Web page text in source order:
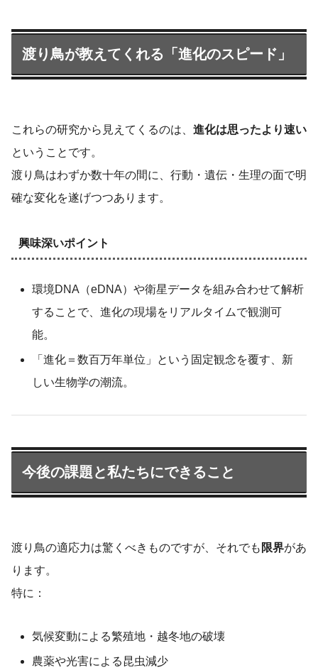
渡り鳥が教えてくれる「進化のスピード」
これらの研究から見えてくるのは、 進化は思ったより速い
ということです。
渡り鳥はわずか数十年の間に、行動・遺伝・生理の面で明
確な変化を遂げつつあります。
興味深いポイント
環境DNA（eDNA）や衛星データを組み合わせて解析
することで、進化の現場をリアルタイムで観測可
能。
「進化＝数百万年単位」という固定観念を覆す、新
しい生物学の潮流。
今後の課題と私たちにできること
渡り鳥の適応力は驚くべきものですが、それでも 限界があ
ります。
特に：
気候変動による繁殖地・越冬地の破壊
農薬や光害による昆虫減少